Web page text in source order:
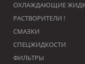
ОХЛАЖДАЮЩИЕ
РАСТВОРИТЕЛИ !
СМАЗКИ
СПЕЦЖИДКОСТИ
ФИЛЬТРЫ